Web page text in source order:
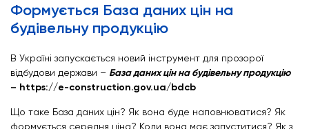
Формується База даних цін на
будівельну продукцію
В Україні запускається новий інструмент для прозорої
відбудови держави – База даних цін на будівельну продукцію
– https://e-construction.gov.ua/bdcb
Що таке База даних цін? Як вона буде наповнюватися? Як
формується середня ціна? Коли вона має запуститися? Як з